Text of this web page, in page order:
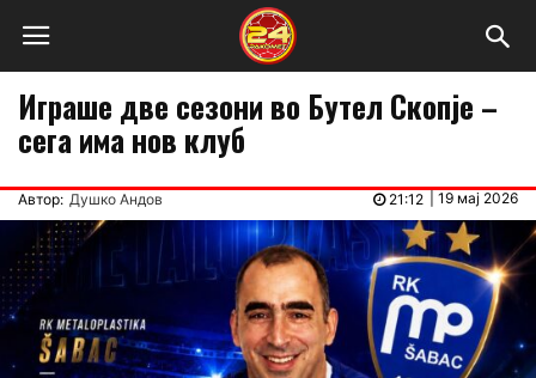
Играше две сезони во Бутел Скопје –
сега има нов клуб
Автор: Душко Андов 19 мај 2026
21:12